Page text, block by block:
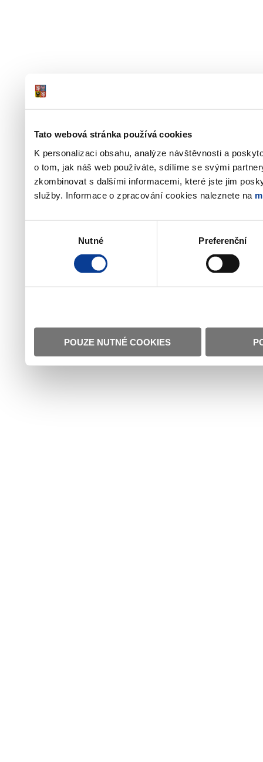
Tato webová stránka používá cookies
K personalizaci obsahu, analýze návštěvnosti a
o tom, jak náš web používáte, sdílíme se svými
zkombinovat s dalšími informacemi, které jste jim
služby. Informace o zpracování cookies naleznete na
Nutné Preferenční
POUZE NUTNÉ COOKIES